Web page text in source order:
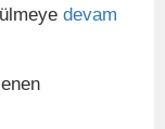
devam